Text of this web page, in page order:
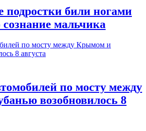
подростки били ногами
мальчика
по мосту между
возобновилось 8